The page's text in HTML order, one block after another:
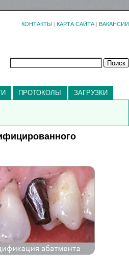
КОНТАКТЫ | КАРТА САЙТА | ВАКАНСИИ
ПРОТОКОЛЫ ЗАГРУЗКИ